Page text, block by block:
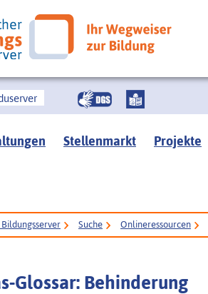
Stellenmarkt Projekte
Suche Onlineressourcen
Glossar: Behinderung